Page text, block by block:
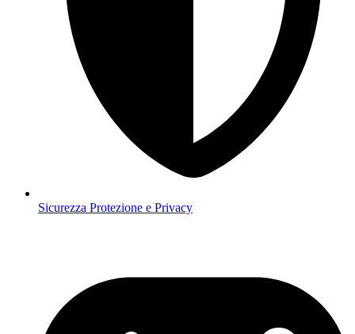
Sicurezza Protezione e Privacy